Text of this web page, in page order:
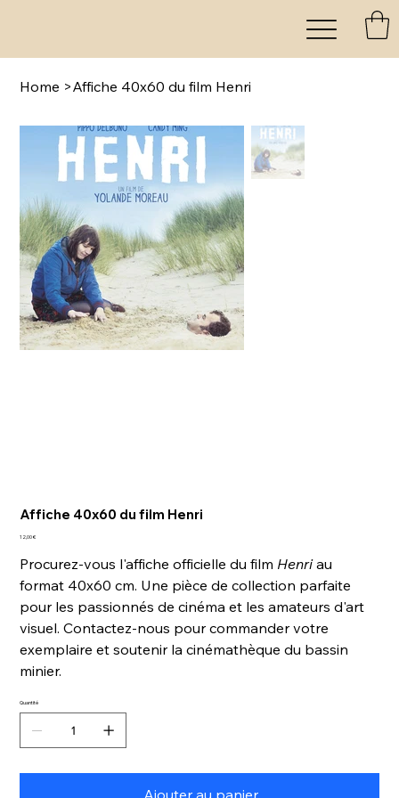
Home >Affiche 40x60 du film Henri
Affiche 40x60 du film Henri
Prix
12,00 €
Procurez-vous l'affiche officielle du film Henriau
format 40x60 cm. Une pièce de collection parfaite
pour les passionnés de cinéma et les amateurs d'art
visuel. Contactez-nous pour commander votre
exemplaire et soutenir la cinémathèque du bassin
minier.
Quantité